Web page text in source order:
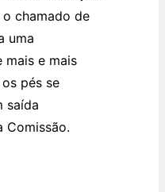
chamado de
uma
mais e mais
pés se
saída
Comissão.